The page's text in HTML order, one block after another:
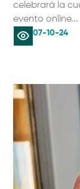
celebrará la
evento online...
07-10-24